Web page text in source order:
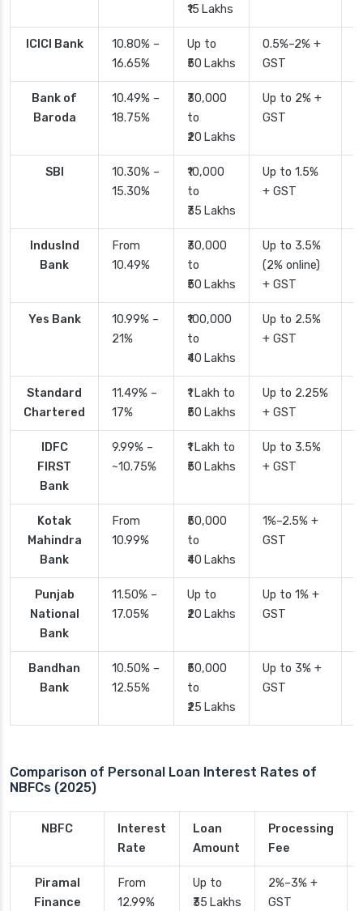
₹15 Lakhs
ICICI Bank
10.80% –
16.65%
Up to
₹50 Lakhs
0.5%–2% +
GST
Bank of
Baroda
10.49% –
18.75%
₹30,000
to
₹20 Lakhs
Up to 2% +
GST
SBI
10.30% –
15.30%
₹10,000
to
₹35 Lakhs
Up to 1.5%
+ GST
IndusInd
Bank
From
10.49%
₹30,000
to
₹50 Lakhs
Up to 3.5%
(2% online)
+ GST
Yes Bank
10.99% –
21%
₹100,000
to
₹40 Lakhs
Up to 2.5%
+ GST
Standard
Chartered
11.49% –
17%
₹1 Lakh to
₹50 Lakhs
Up to 2.25%
+ GST
IDFC
FIRST
Bank
9.99% –
~10.75%
₹1 Lakh to
₹50 Lakhs
Up to 3.5%
+ GST
Kotak
Mahindra
Bank
From
10.99%
₹50,000
to
₹40 Lakhs
1%–2.5% +
GST
Punjab
National
Bank
11.50% –
17.05%
Up to
₹20 Lakhs
Up to 1% +
GST
Bandhan
Bank
10.50% –
12.55%
₹50,000
to
₹25 Lakhs
Up to 3% +
GST
Comparison of Personal Loan Interest Rates of
NBFCs (2025)
NBFC
Interest
Rate
Loan
Amount
Processing
Fee
Piramal
Finance
From
12.99%
Up to
₹35 Lakhs
2%–3% +
GST